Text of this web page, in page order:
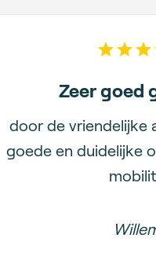
5
Zeer goed
door de vriendelijke
goede en duidelijke